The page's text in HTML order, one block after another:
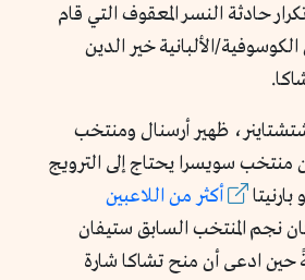
حادثة النسر المعقوف التي قام
الألبانية خير الدين
ليشتشتاينر، ظهير أرسنال ومنتخب
منتخب سويسرا يحتاج إلى الترويج
أكثر من اللاعبين
نجم المنتخب السابق ستيفان
حين ادعى أن منح تشاكا شارة